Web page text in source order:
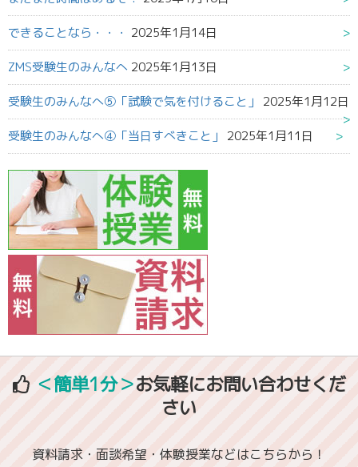
できることなら・・・ 2025年1月14日
ZMS受験生のみんなへ 2025年1月13日
受験生のみんなへ⑤「試験で気を付けること」 2025年1月12日
受験生のみんなへ④「当日すべきこと」 2025年1月11日
＜簡単1分＞お気軽にお問い合わせくだ
さい
資料請求・面談希望・体験授業などはこちらから！